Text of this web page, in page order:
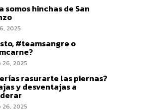
somos hinchas de San
2025
#teamsangre o
26, 2025
rasurarte las piernas?
y desventajas a
26, 2025